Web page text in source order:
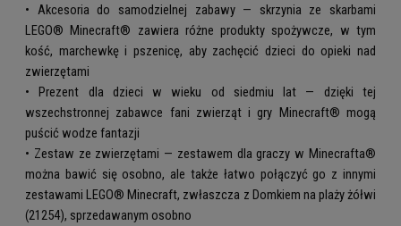
• Akcesoria do samodzielnej zabawy — skrzynia ze skarbami
LEGO® Minecraft® zawiera różne produkty spożywcze, w tym
kość, marchewkę i pszenicę, aby zachęcić dzieci do opieki nad
zwierzętami
• Prezent dla dzieci w wieku od siedmiu lat — dzięki tej
wszechstronnej zabawce fani zwierząt i gry Minecraft® mogą
puścić wodze fantazji
• Zestaw ze zwierzętami — zestawem dla graczy w Minecrafta®
można bawić się osobno, ale także łatwo połączyć go z innymi
zestawami LEGO® Minecraft, zwłaszcza z Domkiem na plaży żółwi
(21254), sprzedawanym osobno